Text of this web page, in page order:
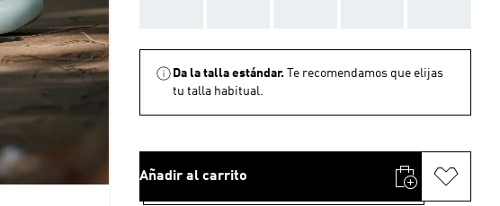
Da la talla estándar.
Te recomendamos que elijas
tu talla habitual.
Añadir al carrito